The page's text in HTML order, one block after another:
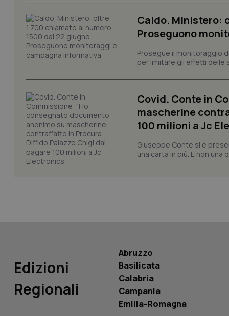
Caldo. Ministero:
Proseguono
Prosegue il monitoraggio
per limitare gli effetti delle
Covid. Conte in
mascherine
100 milioni a Jc
Giuseppe Conte si è
una carta in più. E non
Edizioni
Regionali
Abruzzo
Basilicata
Calabria
Campania
Emilia-Romagna
PHPSESSID
_ga_KM60CM4NPH
Nome
Nome
tracking-sites-